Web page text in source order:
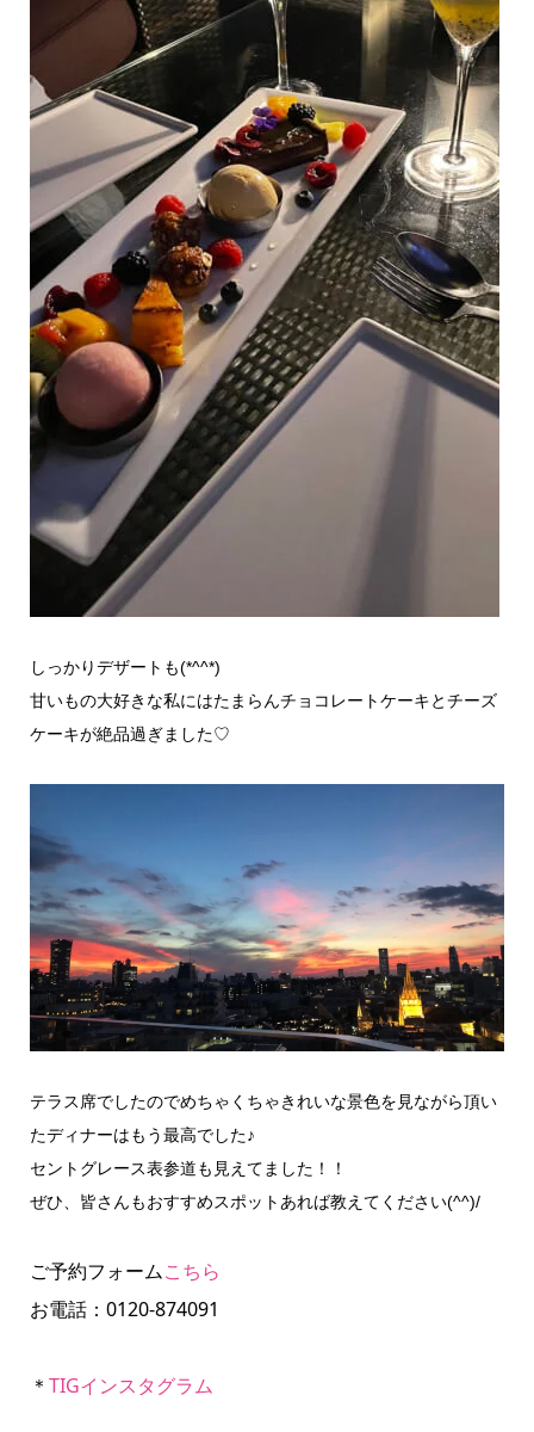
しっかりデザートも(*^^*)
甘いもの大好きな私にはたまらんチョコレートケーキとチーズ
ケーキが絶品過ぎました♡
テラス席でしたのでめちゃくちゃきれいな景色を見ながら頂い
たディナーはもう最高でした♪
セントグレース表参道も見えてました！！
ぜひ、皆さんもおすすめスポットあれば教えてください(^^)/
ご予約フォームこちら
お電話：0120-874091
＊ TIGインスタグラム